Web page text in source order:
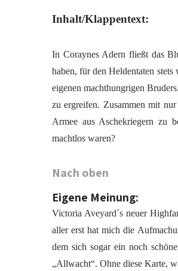
Inhalt/Klappentext:
In Coraynes Adern fließt das
haben, für den Heldentaten
eigenen machthungrigen
zu ergreifen. Zusammen mit
Armee aus Aschekriegern zu
machtlos waren?
Nach oben
Eigene Meinung:
Victoria Aveyard´s neuer
aller erst hat mich die
dem sich sogar ein noch
„Allwacht“. Ohne diese Karte,